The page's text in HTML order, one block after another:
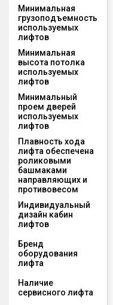
Минимальная
грузоподъемность
используемых
лифтов
Минимальная
высота потолка
используемых
лифтов
Минимальный
проем дверей
используемых
лифтов
Плавность хода
лифта обеспечена
роликовыми
башмаками
направляющих и
противовесом
Индивидуальный
дизайн кабин
лифтов
Бренд
оборудования
лифта
Наличие
сервисного лифта